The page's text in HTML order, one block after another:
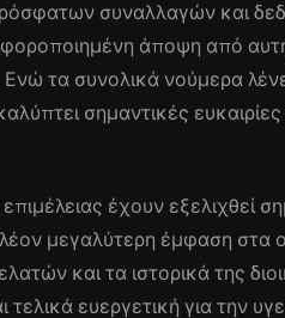
συναλλαγών και
άποψη από
Ενώ τα συνολικά νούμερα
σημαντικές
έχουν εξελιχθεί
μεγαλύτερη έμφαση στα
και τα ιστορικά της
ευεργετική για την